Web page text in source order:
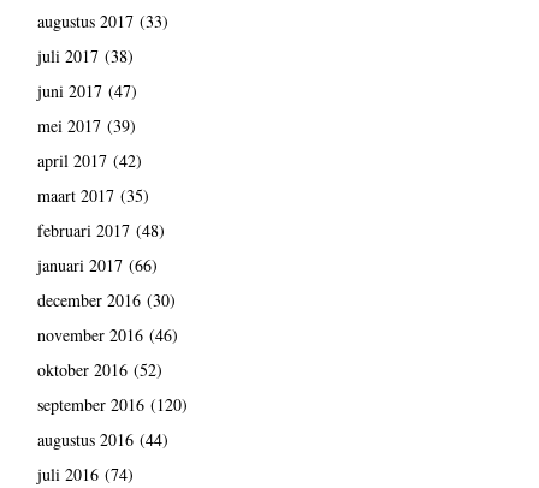
augustus 2017(33)
juli 2017(38)
juni 2017(47)
mei 2017(39)
april 2017(42)
maart 2017(35)
februari 2017(48)
januari 2017(66)
december 2016(30)
november 2016(46)
oktober 2016(52)
september 2016(120)
augustus 2016(44)
juli 2016(74)